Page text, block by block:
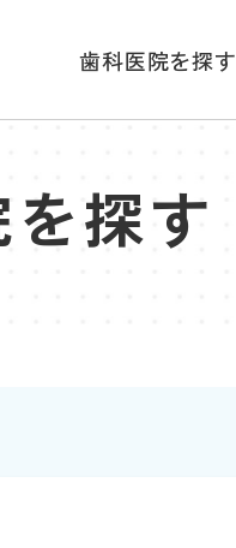
歯科医院を探す
探す